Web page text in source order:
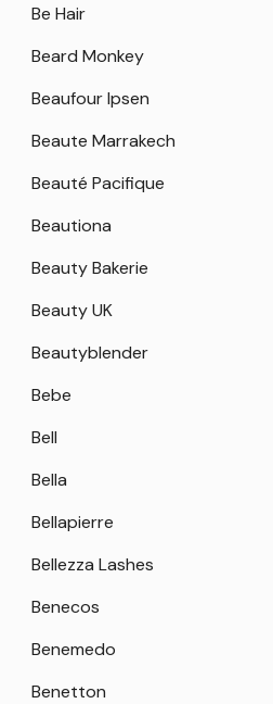
Be Hair
Beard Monkey
Beaufour Ipsen
Beaute Marrakech
Beauté Pacifique
Beautiona
Beauty Bakerie
Beauty UK
Beautyblender
Bebe
Bell
Bella
Bellapierre
Bellezza Lashes
Benecos
Benemedo
Benetton